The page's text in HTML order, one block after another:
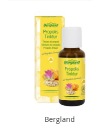
Bergland